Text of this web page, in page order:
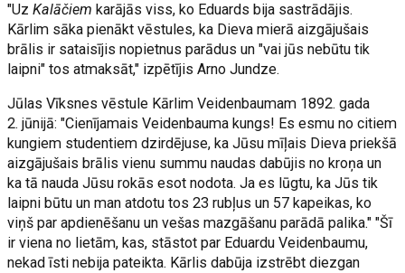
"UzKalāčiem karājās viss, ko Eduards bija sastrādājis.
Kārlim sāka pienākt vēstules, ka Dieva mierā aizgājušais
brālis ir sataisījis nopietnus parādus un "vai jūs nebūtu tik
laipni" tos atmaksāt," izpētījis Arno Jundze.
Jūlas Vīksnes vēstule Kārlim Veidenbaumam 1892. gada
2. jūnijā: "Cienījamais Veidenbauma kungs! Es esmu no citiem
kungiem studentiem dzirdējuse, ka Jūsu mīļais Dieva priekšā
aizgājušais brālis vienu summu naudas dabūjis no kroņa un
ka tā nauda Jūsu rokās esot nodota. Ja es lūgtu, ka Jūs tik
laipni būtu un man atdotu tos 23 rubļus un 57 kapeikas, ko
viņš par apdienēšanu un vešas mazgāšanu parādā palika." "Šī
ir viena no lietām, kas, stāstot par Eduardu Veidenbaumu,
nekad īsti nebija pateikta. Kārlis dabūja izstrēbt diezgan